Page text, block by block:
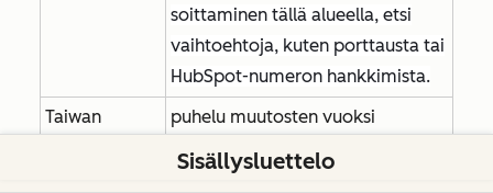
soittaminen tällä alueella, etsi
vaihtoehtoja, kuten porttausta tai
HubSpot-numeron hankkimista.
Taiwan
puhelu muutosten vuoksi
HubSpot ei enää tue
rekisteröityjen +886-
Sisällysluettelo